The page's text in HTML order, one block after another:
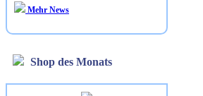
Mehr News
Shop des Monats